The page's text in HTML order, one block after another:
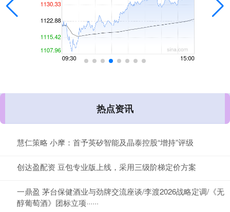
热点资讯
慧仁策略 小摩：首予英矽智能及晶泰控股“增持”评级
创达盈配资 豆包专业版上线，采用三级阶梯定价方案
一鼎盈 茅台保健酒业与劲牌交流座谈/李渡2026战略定调/《无
醇葡萄酒》团标立项······